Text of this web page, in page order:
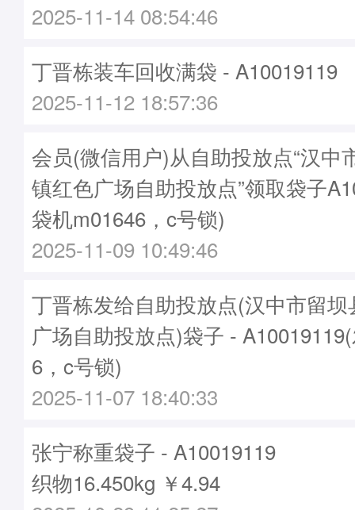
2025-11-14 08:54:46
丁晋栋装车回收满袋 - A10019119
2025-11-12 18:57:36
会员(微信用户)从自助投放点“汉中
镇红色广场自助投放点”领取袋子
袋机m01646，c号锁)
2025-11-09 10:49:46
丁晋栋发给自助投放点(汉中市留
广场自助投放点)袋子 -
6，c号锁)
2025-11-07 18:40:33
张宁称重袋子 - A10019119
织物16.450kg ￥4.94